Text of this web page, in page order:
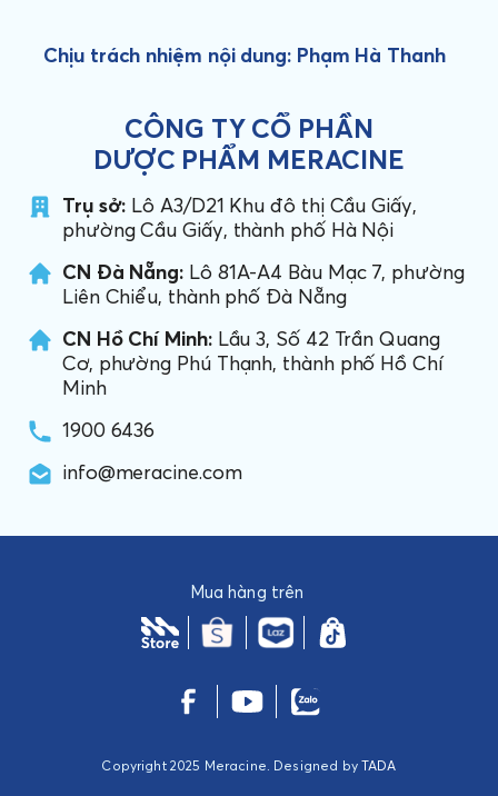
Chịu trách nhiệm nội dung: Phạm Hà Thanh
CÔNG TY CỔ PHẦN
DƯỢC PHẨM MERACINE
Trụ sở: Lô A3/D21 Khu đô thị Cầu Giấy,
phường Cầu Giấy, thành phố Hà Nội
CN Đà Nẵng: Lô 81A-A4 Bàu Mạc 7, phường
Liên Chiểu, thành phố Đà Nẵng
CN Hồ Chí Minh:Lầu 3, Số 42 Trần Quang
Cơ, phường Phú Thạnh, thành phố Hồ Chí
Minh
1900 6436
info@meracine.com
Copyright 2025 Meracine. Designed by TADA
Mua hàng trên